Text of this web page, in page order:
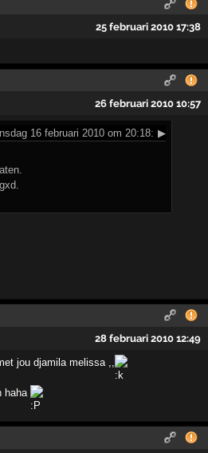
25 februari 2010 17:38
26 februari 2010 10:57
16 februari 2010 om 20:18: ▶
28 februari 2010 12:49
jou djamila melissa ,,
haha